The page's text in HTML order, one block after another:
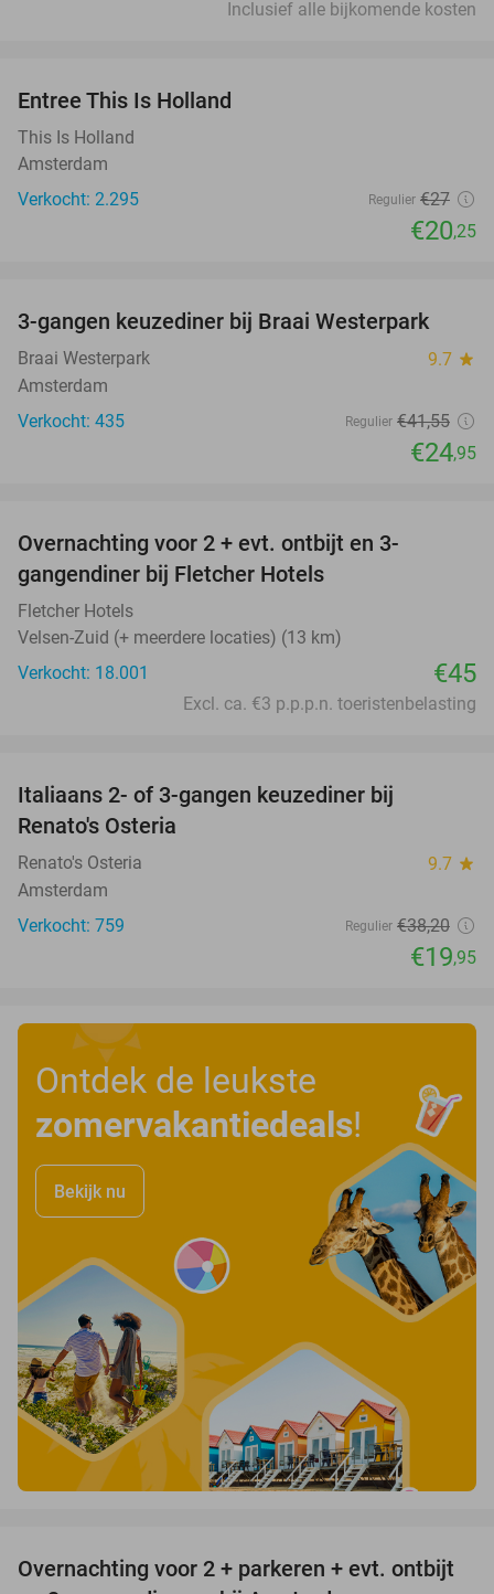
Inclusief alle bijkomende kosten
Entree This Is Holland
This Is Holland
Amsterdam
Verkocht: 2.295
Regulier €27
€20,25
40%
3-gangen keuzediner bij Braai Westerpark
Braai Westerpark 9.7 star
Amsterdam
Verkocht: 435
Regulier €41,55
€24,95
Overnachting voor 2 + evt. ontbijt en 3-
gangendiner bij Fletcher Hotels
Fletcher Hotels
Velsen-Zuid (+ meerdere locaties) (13 km)
Verkocht: 18.001
€45
Excl. ca. €3 p.p.p.n. toeristenbelasting
Italiaans 2- of 3-gangen keuzediner bij
Renato's Osteria
Renato's Osteria 9.7 star
Amsterdam
Verkocht: 759
Regulier €38,20
€19,95
Ontdek de leukste
zomervakantiedeals!
Bekijk nu
51%
Overnachting voor 2 + parkeren + evt. ontbijt